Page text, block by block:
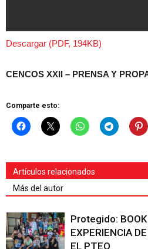
Descargar (PDF, 194KB)
CENCOS XXII – PRENSA Y
Comparte esto:
Artículos relacionados
Más del autor
Protegido: BOOK
EXPERIENCIA
EL PTEO